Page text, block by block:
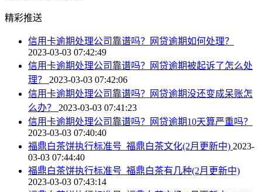
精彩推送
信用卡逾期处理公司靠谱吗？网贷逾期如何处理？
2023-03-03 07:42:49
信用卡逾期处理公司靠谱吗？网贷逾期被起诉了怎么处
理？ 2023-03-03 07:42:06
信用卡逾期处理公司靠谱吗？网贷逾期没还变成呆账怎
么办？ 2023-03-03 07:41:23
信用卡逾期处理公司靠谱吗？网贷逾期10天算严重吗？
2023-03-03 07:40:40
福鼎白茶饼执行标准号_福鼎白茶文化(2月更新中) 2023-
03-03 07:44:40
福鼎白茶饼执行标准号_福鼎白茶有几种(2月更新中)
2023-03-03 07:43:14